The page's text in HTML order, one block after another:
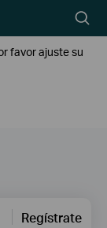
icon
favor ajuste su
Regístrate